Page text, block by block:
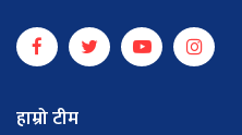
हाम्रो टीम